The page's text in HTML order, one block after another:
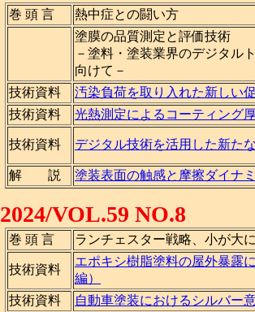
巻 頭 言
熱中症との闘い方
塗膜の品質測定と評価技術
－塗料・塗装業界のデジタル
向けて－
技術資料
汚染負荷を取り入れた新しい
技術資料
光熱測定によるコーティング
技術資料 デジタル技術を活用した新た
解 説 塗装表面の触感と摩擦ダイナ
2024/VOL.59 NO.8
巻 頭 言 ランチェスター戦略、小が大
技術資料
エポキシ樹脂塗料の屋外暴露
編）
技術資料
自動車塗装におけるシルバー